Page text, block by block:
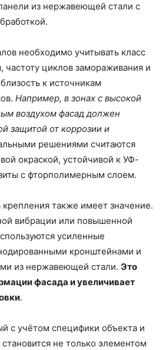
из нержавеющей стали с
необходимо учитывать класс
частоту циклов замораживания и
к источникам
Например, в зонах с высокой
воздухом фасад должен
защитой от коррозии и
решениями считаются
окраской, устойчивой к УФ-
с фторполимерным слоем.
также имеет значение.
вибрации или повышенной
усиленные
кронштейнами и
из нержавеющей стали. Это
фасада и увеличивает
.
с учётом специфики объекта и
не только элементом